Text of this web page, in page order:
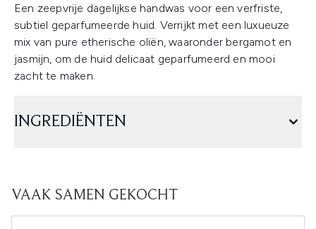
Een zeepvrije dagelijkse handwas voor een verfriste,
subtiel geparfumeerde huid. Verrijkt met een luxueuze
mix van pure etherische oliën, waaronder bergamot en
jasmijn, om de huid delicaat geparfumeerd en mooi
zacht te maken.
INGREDIËNTEN
VAAK SAMEN GEKOCHT